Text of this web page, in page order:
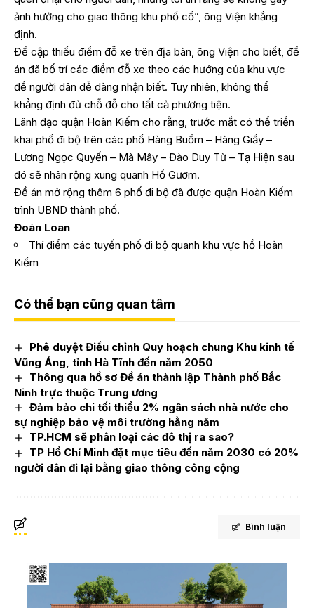
ảnh hưởng cho giao thông khu phố cổ”, ông Viện khẳng
định.
Đề cập thiếu điểm đỗ xe trên địa bàn, ông Viện cho biết, đề
án đã bố trí các điểm đỗ xe theo các hướng của khu vực
để người dân dễ dàng nhận biết. Tuy nhiên, không thể
khẳng định đủ chỗ đỗ cho tất cả phương tiện.
Lãnh đạo quận Hoàn Kiếm cho rằng, trước mắt có thể triển
khai phố đi bộ trên các phố Hàng Buồm – Hàng Giầy –
Lương Ngọc Quyến – Mã Mây – Đào Duy Từ – Tạ Hiện sau
đó sẽ nhân rộng xung quanh Hồ Gươm.
Đề án mở rộng thêm 6 phố đi bộ đã được quận Hoàn Kiếm
trình UBND thành phố.
Đoàn Loan
Thí điểm các tuyến phố đi bộ quanh khu vực hồ Hoàn
Kiếm
Có thể bạn cũng quan tâm
Phê duyệt Điều chỉnh Quy hoạch chung Khu kinh tế
Vũng Áng, tỉnh Hà Tĩnh đến năm 2050
Thông qua hồ sơ Đề án thành lập Thành phố Bắc
Ninh trực thuộc Trung ương
Đảm bảo chi tối thiểu 2% ngân sách nhà nước cho
sự nghiệp bảo vệ môi trường hằng năm
TP.HCM sẽ phân loại các đô thị ra sao?
TP Hồ Chí Minh đặt mục tiêu đến năm 2030 có 20%
người dân đi lại bằng giao thông công cộng
Bình luận